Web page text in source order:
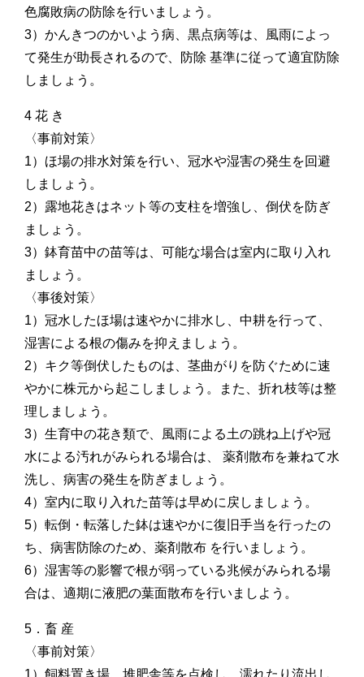
色腐敗病の防除を行いましょう。
3）かんきつのかいよう病、黒点病等は、風雨によっ
て発生が助長されるので、防除 基準に従って適宜防除
しましょう。
4 花 き
〈事前対策〉
1）ほ場の排水対策を行い、冠水や湿害の発生を回避
しましょう。
2）露地花きはネット等の支柱を増強し、倒伏を防ぎ
ましょう。
3）鉢育苗中の苗等は、可能な場合は室内に取り入れ
ましょう。
〈事後対策〉
1）冠水したほ場は速やかに排水し、中耕を行って、
湿害による根の傷みを抑えましょう。
2）キク等倒伏したものは、茎曲がりを防ぐために速
やかに株元から起こしましょう。また、折れ枝等は整
理しましょう。
3）生育中の花き類で、風雨による土の跳ね上げや冠
水による汚れがみられる場合は、 薬剤散布を兼ねて水
洗し、病害の発生を防ぎましょう。
4）室内に取り入れた苗等は早めに戻しましょう。
5）転倒・転落した鉢は速やかに復旧手当を行ったの
ち、病害防除のため、薬剤散布 を行いましょう。
6）湿害等の影響で根が弱っている兆候がみられる場
合は、適期に液肥の葉面散布を行いましよう。
5．畜 産
〈事前対策〉
1）飼料置き場、堆肥舎等を点検し、濡れたり流出し